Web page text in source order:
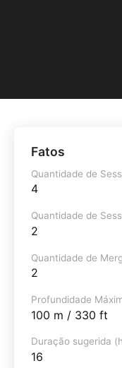
Fatos
Quantidade de
4
Quantidade de
2
Quantidade de
2
Profundidade
100 m / 330 ft
Duração sugerida
16